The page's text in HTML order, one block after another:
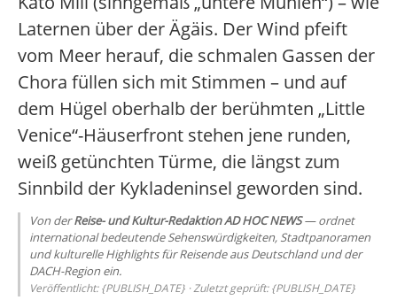
Laternen über der Ägäis. Der Wind pfeift
vom Meer herauf, die schmalen Gassen der
Chora füllen sich mit Stimmen – und auf
dem Hügel oberhalb der berühmten „Little
Venice“-Häuserfront stehen jene runden,
weiß getünchten Türme, die längst zum
Sinnbild der Kykladeninsel geworden sind.
Von derReise- und Kultur-Redaktion AD HOC NEWS— ordnet
international bedeutende Sehenswürdigkeiten, Stadtpanoramen
und kulturelle Highlights für Reisende aus Deutschland und der
DACH-Region ein.
Veröffentlicht: {PUBLISH_DATE} · Zuletzt geprüft: {PUBLISH_DATE}